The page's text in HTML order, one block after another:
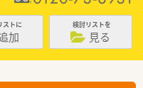
ストに
加
検討リストを
見る